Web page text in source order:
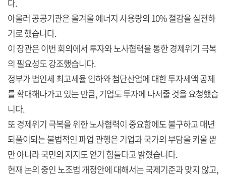
다.
아울러 공공기관은 올겨울 에너지 사용량의 10% 절감을 실천하
기로 했습니다.
이 장관은 이번 회의에서 투자와 노사협력을 통한 경제위기 극복
의 필요성도 강조했습니다.
정부가 법인세 최고세율 인하와 첨단산업에 대한 투자세액 공제
를 확대해나가고 있는 만큼, 기업도 투자에 나서줄 것을 요청했습
니다.
또 경제위기 극복을 위한 노사협력이 중요함에도 불구하고 매년
되풀이되는 불법적인 파업 관행은 기업과 국가의 부담을 키울 뿐
만 아니라 국민의 지지도 얻기 힘들다고 밝혔습니다.
현재 논의 중인 노조법 개정안에 대해서는 국제기준과 맞지 않고,